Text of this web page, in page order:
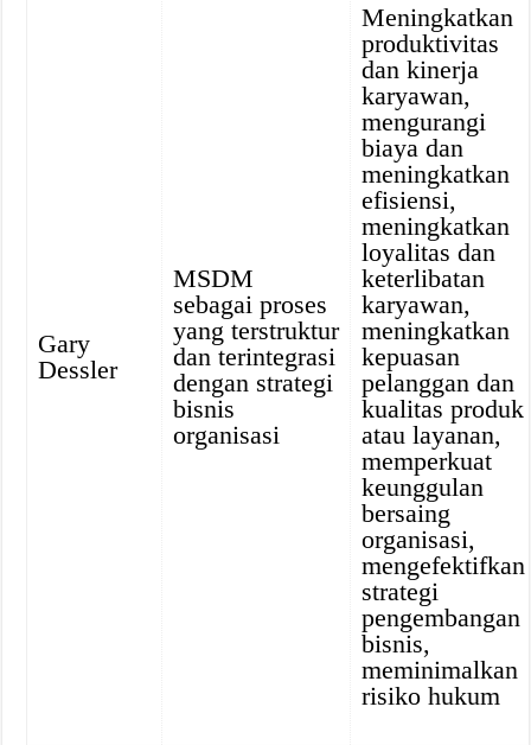
Gary
Dessler
MSDM
sebagai proses
yang terstruktur
dan terintegrasi
dengan strategi
bisnis
organisasi
Meningkatkan
produktivitas
dan kinerja
karyawan,
mengurangi
biaya dan
meningkatkan
efisiensi,
meningkatkan
loyalitas dan
keterlibatan
karyawan,
meningkatkan
kepuasan
pelanggan dan
kualitas produk
atau layanan,
memperkuat
keunggulan
bersaing
organisasi,
mengefektifkan
strategi
pengembangan
bisnis,
meminimalkan
risiko hukum